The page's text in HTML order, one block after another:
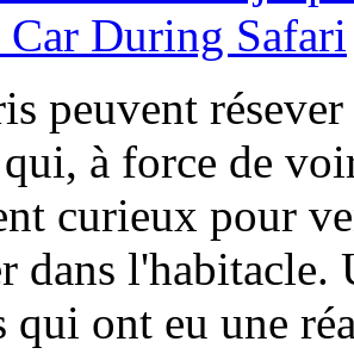
peuvent
à force de
curieux pour
dans
qui ont eu une